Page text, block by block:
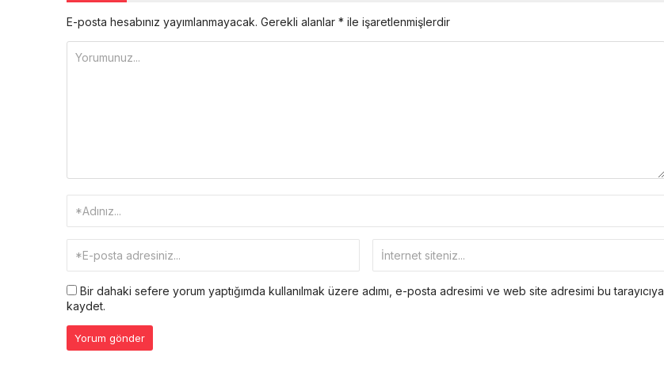
E-posta hesabınız yayımlanmayacak. Gerekli alanlar * ile işaretlenmişlerdir
Bir dahaki sefere yorum yaptığımda kullanılmak üzere adımı, e-posta adresimi ve web site adresimi bu tarayıcıya
kaydet.